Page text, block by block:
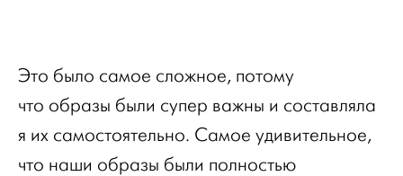
Это было самое сложное, потому
что образы были супер важны и составляла
я их самостоятельно. Самое удивительное,
что наши образы были полностью